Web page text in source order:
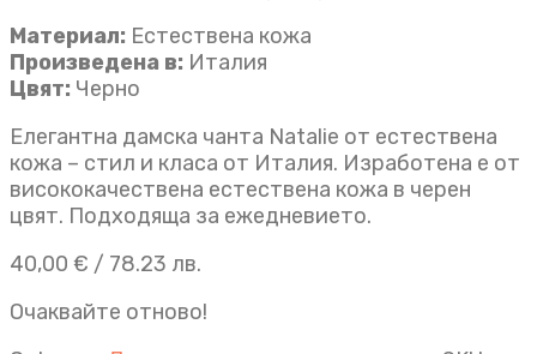
Материал: Естествена кожа
Произведена в: Италия
Цвят: Черно
Елегантна дамска чанта Natalie от естествена
кожа – стил и класа от Италия. Изработена е от
висококачествена естествена кожа в черен
цвят. Подходяща за ежедневието.
40,00 € / 78.23 лв.
Очаквайте отново!